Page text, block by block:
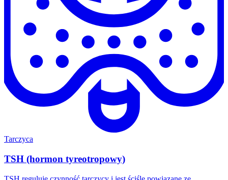
Tarczyca
TSH (hormon tyreotropowy)